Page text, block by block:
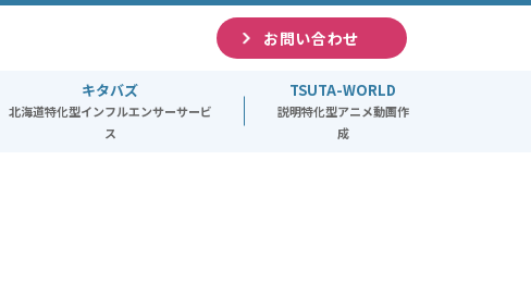
お問い合わせ
キタバズ
北海道特化型インフルエンサーサービ
ス
TSUTA-WORLD
説明特化型アニメ動画作
成